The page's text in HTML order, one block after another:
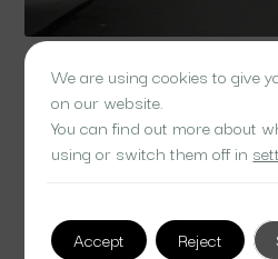
Etiqueta: Landscape
Producción audiovisual de
El Rayo Verde Films destaca por
emocionalmente impactante.
Historias inolvidables.
We are using cookies to give
on our website.
You can find out more about
using or switch them off in
Accept Reject